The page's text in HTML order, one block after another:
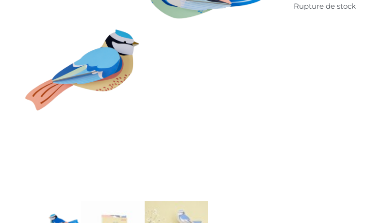
Rupture de stock